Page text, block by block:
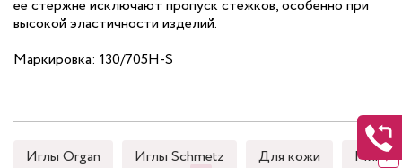
ее стержне исключают пропуск стежков, особенно при
высокой эластичности изделий.
Маркировка: 130/705H-S
Иглы Organ Иглы Schmetz Для кожи